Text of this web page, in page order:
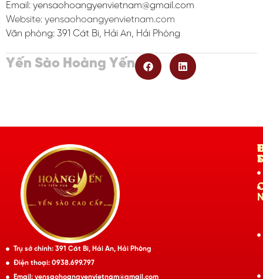
Email: yensaohoangyenvietnam@gmail.com
Website: yensaohoangyenvietnam.com
Văn phòng: 391 Cát Bi, Hải An, Hải Phòng
Yến Sào Hoàng Yến
Trụ sở chính: 391 Cát Bi, Hải An, Hải Phòng
Điện thoại: 0938.699.797
Email: yensaohoangyenvietnam@gmail.com